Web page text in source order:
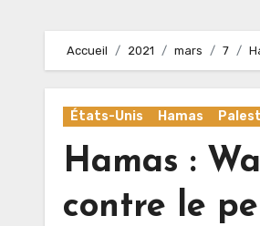
Accueil 2021 mars 7
États-Unis Hamas
Hamas :
contre le